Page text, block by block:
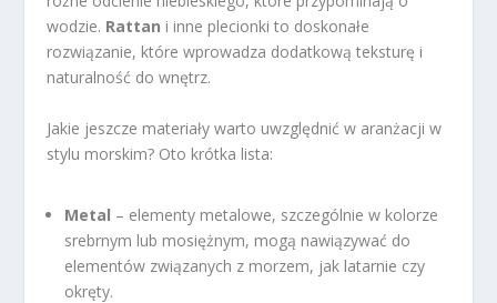
wodzie. Rattan i inne plecionki to doskonałe
rozwiązanie, które wprowadza dodatkową teksturę i
naturalność do wnętrz.
Jakie jeszcze materiały warto uwzględnić w aranżacji w
stylu morskim? Oto krótka lista:
Metal – elementy metalowe, szczególnie w kolorze
srebrnym lub mosiężnym, mogą nawiązywać do
elementów związanych z morzem, jak latarnie czy
okręty.